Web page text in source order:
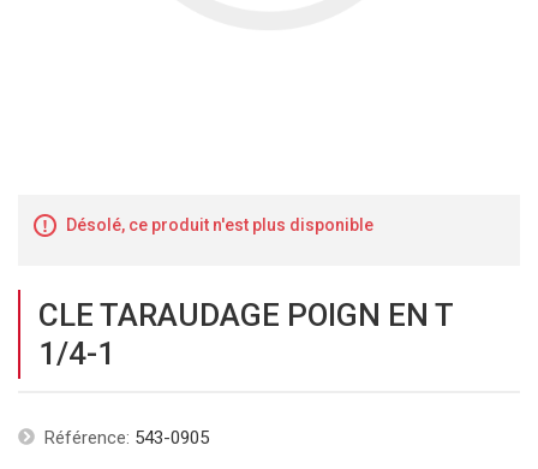
Désolé, ce produit n'est plus disponible
CLE TARAUDAGE POIGN EN T
1/4-1
Référence: 543-0905